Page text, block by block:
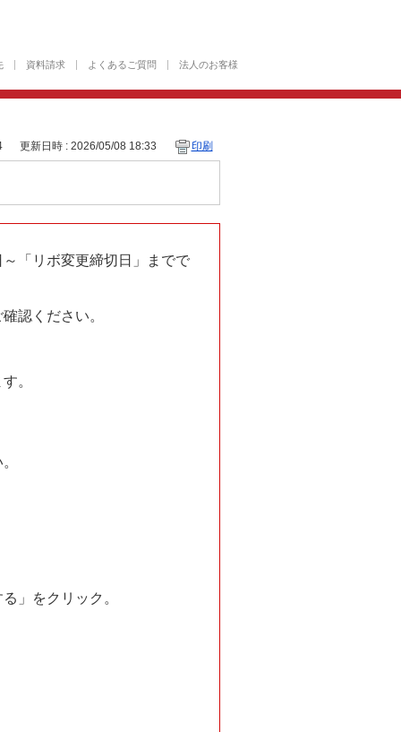
資料請求 よくあるご質問 法人のお客様
更新日時 : 2026/05/08 18:33 印刷
「リボ変更締切日」までで
認ください。
。
」をクリック。